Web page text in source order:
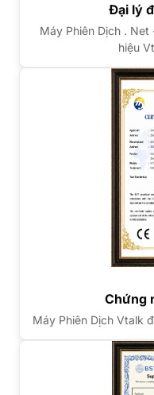
Đại lý
Máy Phiên Dịch .
hiệu
Chứng
Máy Phiên Dịch Vtalk